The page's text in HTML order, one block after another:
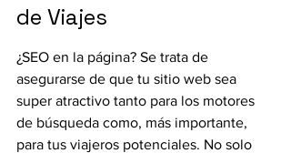
de Viajes
¿SEO en la página? Se trata de
asegurarse de que tu sitio web sea
super atractivo tanto para los motores
de búsqueda como, más importante,
para tus viajeros potenciales. No solo